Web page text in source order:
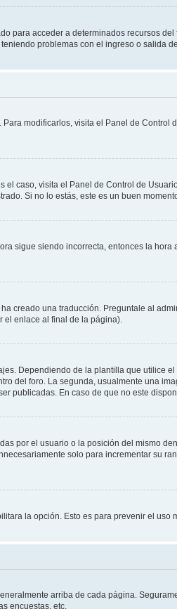
acceder a determinados recursos
problemas con el ingreso o salida
modificarlos, visita el Panel de
caso, visita el Panel de Control de
Si no lo estás, este es un buen
sigue siendo incorrecta, entonces la
creado una traducción. Preguntale al
el enlace al final de la página).
Dependiendo de la plantilla que utilice
del foro. La segunda, usualmente una
publicadas. En caso de que no este
por el usuario o la posición del mismo
solo para incrementar su
la opción. Esto es para prevenir el
arriba de cada página.
encuestas, etc.